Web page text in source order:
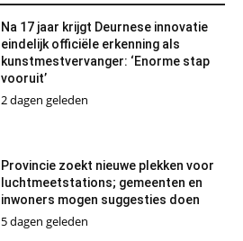
Na 17 jaar krijgt Deurnese innovatie
eindelijk officiële erkenning als
kunstmestvervanger: ‘Enorme stap
vooruit’
2 dagen geleden
Provincie zoekt nieuwe plekken voor
luchtmeetstations; gemeenten en
inwoners mogen suggesties doen
5 dagen geleden